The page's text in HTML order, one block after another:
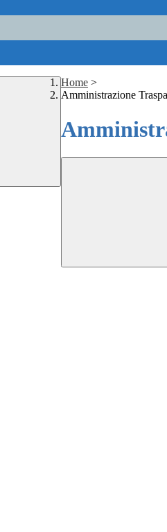
Home >
Amministrazione